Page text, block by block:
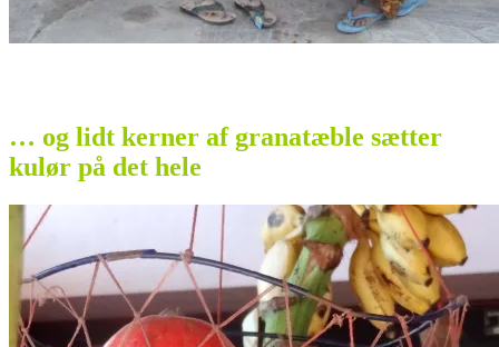
… og lidt kerner af granatæble sætter
kulør på det hele